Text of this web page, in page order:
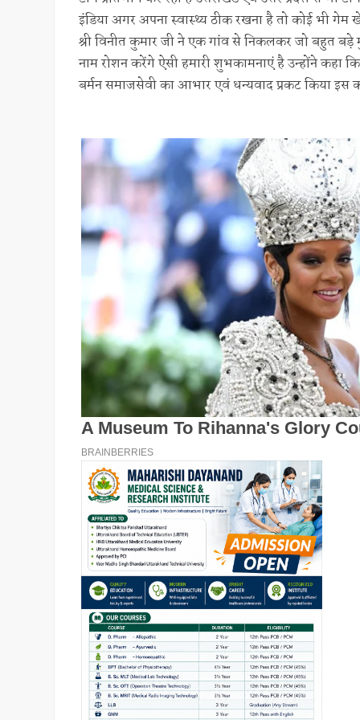
इंडिया अगर अपना स्वास्थ्य ठीक रखना है तो कोई भी
श्री विनीत कुमार जी ने एक गांव से निकलकर जो बहुत
नाम रोशन करेंगे ऐसी हमारी शुभकामनाएं है उन्होंने
बर्मन समाजसेवी का आभार एवं धन्यवाद प्रकट किया इस